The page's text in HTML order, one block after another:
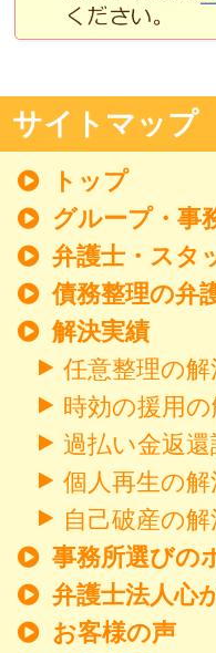
サイトマップ
トップ
グループ・事
弁護士・スタ
債務整理の弁
解決実績
任意整理の
時効の援用
過払い金返
個人再生の
自己破産の
事務所選びの
弁護士法人心
お客様の声